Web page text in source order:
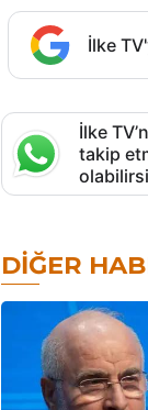
İlke
İlke
takip
DIĞER